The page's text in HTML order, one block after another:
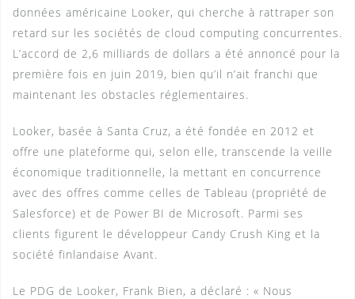
données américaine Looker, qui cherche à rattraper son
retard sur les sociétés de cloud computing concurrentes.
L’accord de 2,6 milliards de dollars a été annoncé pour la
première fois en juin 2019, bien qu’il n’ait franchi que
maintenant les obstacles réglementaires.
Looker, basée à Santa Cruz, a été fondée en 2012 et
offre une plateforme qui, selon elle, transcende la veille
économique traditionnelle, la mettant en concurrence
avec des offres comme celles de Tableau (propriété de
Salesforce) et de Power BI de Microsoft. Parmi ses
clients figurent le développeur Candy Crush King et la
société finlandaise Avant.
Le PDG de Looker, Frank Bien, a déclaré : « Nous